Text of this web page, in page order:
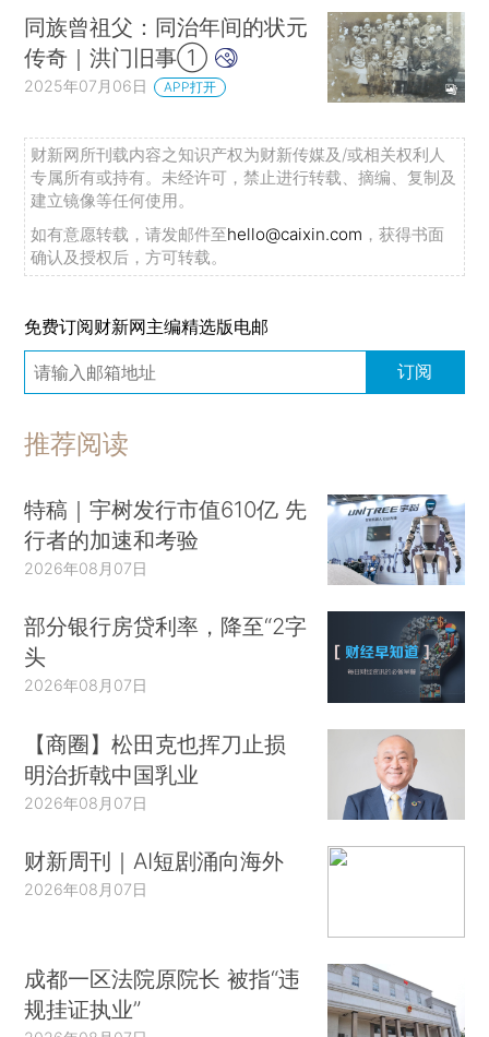
同族曾祖父：同治年间的状元
传奇｜洪门旧事①
2025年07月06日 APP打开
财新网所刊载内容之知识产权为财新传媒及/或相关权利人
专属所有或持有。未经许可，禁止进行转载、摘编、复制及
建立镜像等任何使用。
如有意愿转载，请发邮件至hello@caixin.com ，获得书面
确认及授权后，方可转载。
免费订阅财新网主编精选版电邮
订阅
推荐阅读
特稿｜宇树发行市值610亿 先
行者的加速和考验
2026年08月07日
部分银行房贷利率，降至“2字
头
2026年08月07日
【商圈】松田克也挥刀止损
明治折戟中国乳业
2026年08月07日
财新周刊｜AI短剧涌向海外
2026年08月07日
成都一区法院原院长 被指“违
规挂证执业”